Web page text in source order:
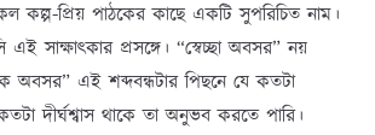
কল্প-প্রিয় পাঠকের কাছে একটি সুপরিচিত নাম।
সাক্ষাৎকার প্রসঙ্গে। “স্বেচ্ছা অবসর” নয়
অবসর” এই শব্দবন্ধটার পিছনে যে কতটা
দীর্ঘশ্বাস থাকে তা অনুভব করতে পারি।